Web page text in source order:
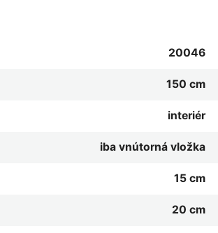
20046
150 cm
interiér
iba vnútorná vložka
15 cm
20 cm